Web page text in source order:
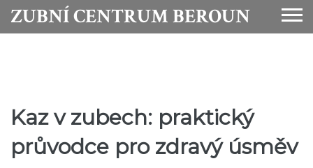
ZUBNÍ CENTRUM BEROUN
Kaz v zubech: praktický
průvodce pro zdravý úsměv